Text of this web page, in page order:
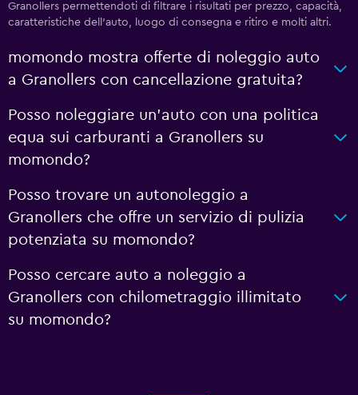
Granollers permettendoti di filtrare i risultati per prezzo, capacità,
caratteristiche dell'auto, luogo di consegna e ritiro e molti altri.
momondo mostra offerte di noleggio auto
a Granollers con cancellazione gratuita?
Posso noleggiare un'auto con una politica
equa sui carburanti a Granollers su
momondo?
Posso trovare un autonoleggio a
Granollers che offre un servizio di pulizia
potenziata su momondo?
Posso cercare auto a noleggio a
Granollers con chilometraggio illimitato
su momondo?